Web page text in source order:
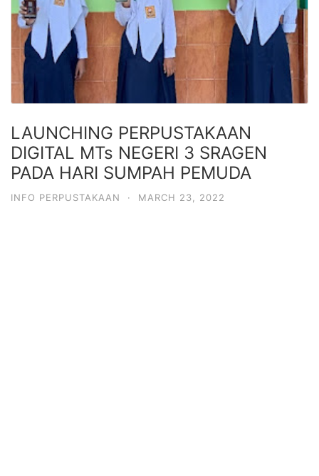
LAUNCHING PERPUSTAKAAN
DIGITAL MTs NEGERI 3 SRAGEN
PADA HARI SUMPAH PEMUDA
INFO PERPUSTAKAAN · MARCH 23, 2022